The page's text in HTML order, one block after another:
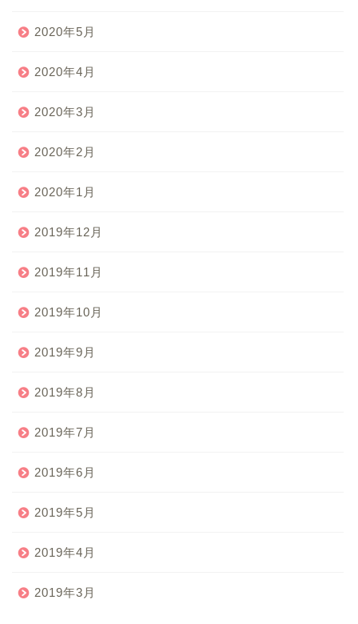
2020年5月
2020年4月
2020年3月
2020年2月
2020年1月
2019年12月
2019年11月
2019年10月
2019年9月
2019年8月
2019年7月
2019年6月
2019年5月
2019年4月
2019年3月